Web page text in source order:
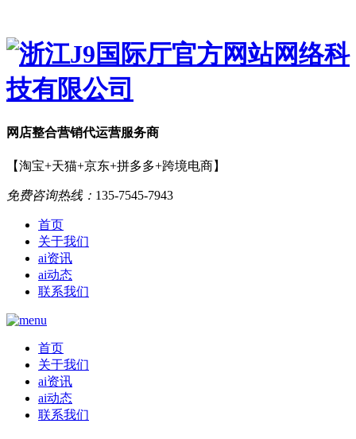
网店整合营销代运营服务商
【淘宝+天猫+京东+拼多多+跨境电商】
免费咨询热线： 135-7545-7943
首页
关于我们
ai资讯
ai动态
联系我们
首页
关于我们
ai资讯
ai动态
联系我们